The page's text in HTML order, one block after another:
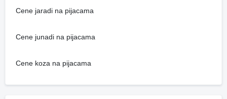
Cene jaradi na pijacama
Cene junadi na pijacama
Cene koza na pijacama